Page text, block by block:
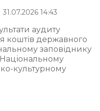
31.07.2026 14:43
аудиту
коштів державного
заповіднику
культурному